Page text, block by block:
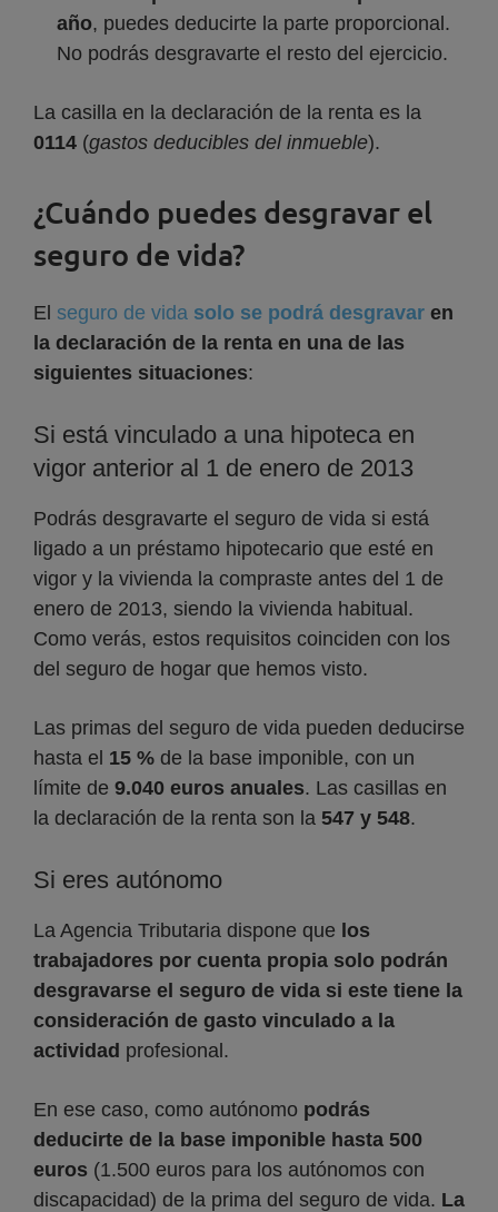
año, puedes deducirte la parte proporcional.
No podrás desgravarte el resto del ejercicio.
La casilla en la declaración de la renta es la
0114 (gastos deducibles del inmueble).
¿Cuándo puedes desgravar el
seguro de vida?
El seguro de vida solo se podrá desgravar en
la declaración de la renta en una de las
siguientes situaciones:
Si está vinculado a una hipoteca en
vigor anterior al 1 de enero de 2013
Podrás desgravarte el seguro de vida si está
ligado a un préstamo hipotecario que esté en
vigor y la vivienda la compraste antes del 1 de
enero de 2013, siendo la vivienda habitual.
Como verás, estos requisitos coinciden con los
del seguro de hogar que hemos visto.
Las primas del seguro de vida pueden deducirse
hasta el 15 % de la base imponible, con un
límite de 9.040 euros anuales. Las casillas en
la declaración de la renta son la 547 y 548.
Si eres autónomo
La Agencia Tributaria dispone que los
trabajadores por cuenta propia solo podrán
desgravarse el seguro de vida si este tiene la
consideración de gasto vinculado a la
actividad profesional.
En ese caso, como autónomo podrás
deducirte de la base imponible hasta 500
euros (1.500 euros para los autónomos con
discapacidad) de la prima del seguro de vida. La